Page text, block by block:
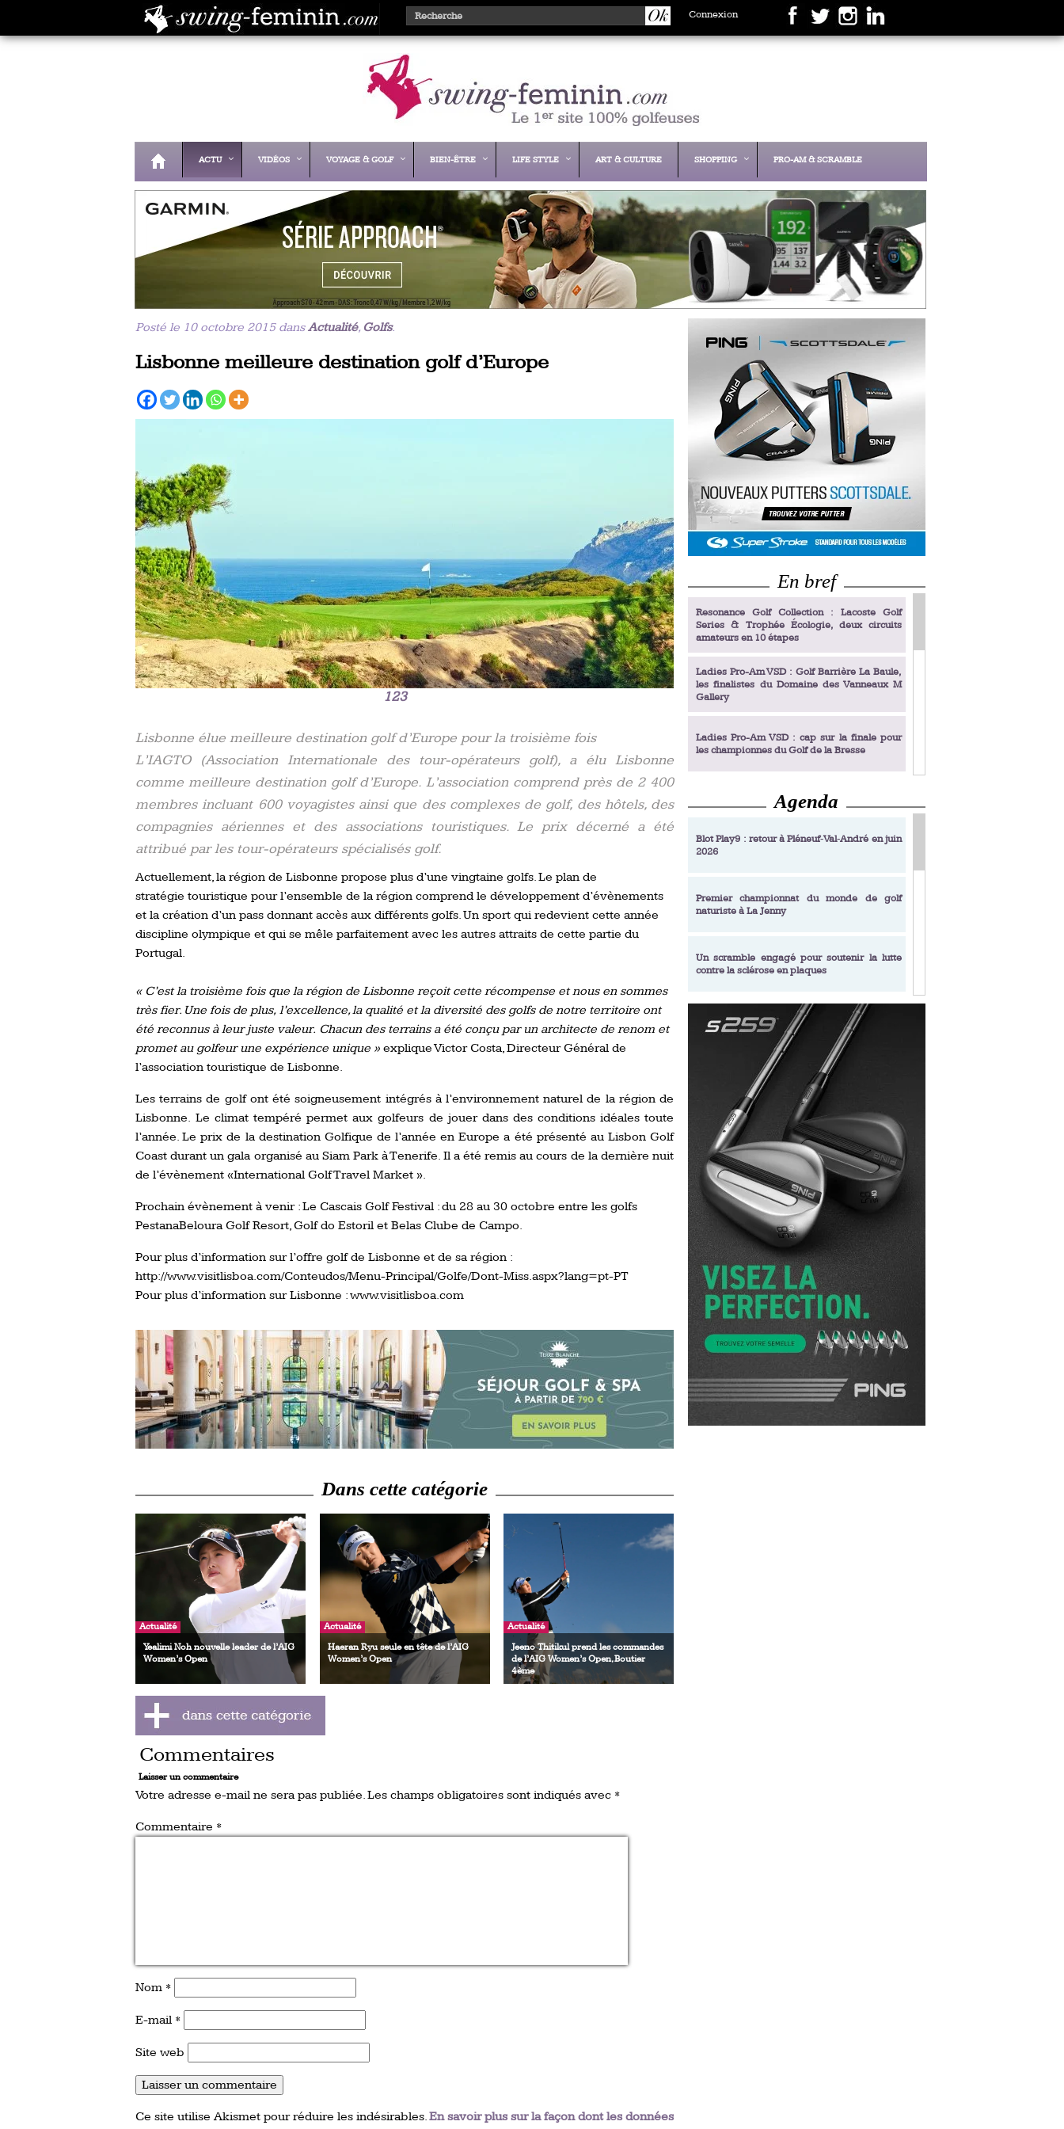
Connexion
ACTU VIDÉOS VOYAGE & GOLF BIEN-ÊTRE LIFE STYLE ART & CULTURE SHOPPING PRO-AM & SCRAMBLE
Posté le 10 octobre 2015 dansActualité, Golfs.
Lisbonne meilleure destination golf d’Europe
123
Lisbonne élue meilleure destination golf d’Europe pour la troisième fois
L’IAGTO (Association Internationale des tour-opérateurs golf), a élu Lisbonne
comme meilleure destination golf d’Europe. L’association comprend près de 2 400
membres incluant 600 voyagistes ainsi que des complexes de golf, des hôtels, des
compagnies aériennes et des associations touristiques. Le prix décerné a été
attribué par les tour-opérateurs spécialisés golf.
Actuellement, la région de Lisbonne propose plus d’une vingtaine golfs. Le plan de
stratégie touristique pour l’ensemble de la région comprend le développement d’évènements
et la création d’un pass donnant accès aux différents golfs. Un sport qui redevient cette année
discipline olympique et qui se mêle parfaitement avec les autres attraits de cette partie du
Portugal.
« C’est la troisième fois que la région de Lisbonne reçoit cette récompense et nous en sommes
très fier. Une fois de plus, l’excellence, la qualité et la diversité des golfs de notre territoire ont
été reconnus à leur juste valeur. Chacun des terrains a été conçu par un architecte de renom et
promet au golfeur une expérience unique » explique Victor Costa, Directeur Général de
l’association touristique de Lisbonne.
Les terrains de golf ont été soigneusement intégrés à l’environnement naturel de la région de
Lisbonne. Le climat tempéré permet aux golfeurs de jouer dans des conditions idéales toute
l’année. Le prix de la destination Golfique de l’année en Europe a été présenté au Lisbon Golf
Coast durant un gala organisé au Siam Park à Tenerife. Il a été remis au cours de la dernière nuit
de l’évènement «International Golf Travel Market ».
Prochain évènement à venir : Le Cascais Golf Festival : du 28 au 30 octobre entre les golfs
PestanaBeloura Golf Resort, Golf do Estoril et Belas Clube de Campo.
Pour plus d’information sur l’offre golf de Lisbonne et de sa région :
http://www.visitlisboa.com/Conteudos/Menu-Principal/Golfe/Dont-Miss.aspx?lang=pt-PT
Pour plus d’information sur Lisbonne : www.visitlisboa.com
Dans cette catégorie
Actualité
Yealimi Noh nouvelle leader de l’AIG
Women’s Open
Actualité
Haeran Ryu seule en tête de l’AIG
Women’s Open
Actualité
Jeeno Thitikul prend les commandes
de l’AIG Women’s Open, Boutier
4ème
Commentaires
Laisser un commentaire
Votre adresse e-mail ne sera pas publiée.Les champs obligatoires sont indiqués avec *
Commentaire *
Nom *
E-mail *
Site web
Ce site utilise Akismet pour réduire les indésirables.En savoir plus sur la façon dont les données
En bref
Resonance Golf Collection : Lacoste Golf
Series & Trophée Écologie, deux circuits
amateurs en 10 étapes
Ladies Pro-Am VSD : Golf Barrière La Baule,
les finalistes du Domaine des Vanneaux M
Gallery
Ladies Pro-Am VSD : cap sur la finale pour
les championnes du Golf de la Bresse
Ladies Pro-Am VSD : Golf du Prieuré, elles
décrochent leur billet pour la finale
Enfin un livre de golf pensé pour les femmes
Ladies Pro-Am VSD : les premières
Académie Golf Barrière Julien Xanthopoulos,
Amundi Evian Championship, de nouvelles
expériences immersives
Tiger Woods se retire du Genesis Invitational
Evian Resort Golf Club : Saison 2 du
Programme Performance
Agenda
Blot Play9 : retour à Pléneuf‑Val‑André en juin
2026
Premier championnat du monde de golf
naturiste à La Jenny
Un scramble engagé pour soutenir la lutte
contre la sclérose en plaques
Resonance Golf Collection : Lacoste Golf
Series & Trophée Écologie, deux circuits
amateurs en 10 étapes
Royal Air Maroc Golf & Padel Cup : le nouvel
event sport et networking
LPGA Tour 2026 : une saison record pour le
golf féminin
Ladies European Tour 2026 : une saison
historique sur cinq continents
Debout en Bouts prolonge la Fashion Week à
Roland-Garros
Lacoste Ladies Open 2025 : Céline Boutier
de retour à Deauville
Chypre